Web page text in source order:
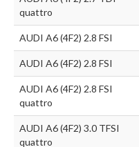
quattro
AUDI A6 (4F2) 2.8 FSI
AUDI A6 (4F2) 2.8 FSI
AUDI A6 (4F2) 2.8 FSI
quattro
AUDI A6 (4F2) 3.0 TFSI
quattro